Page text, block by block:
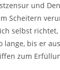
und
Scheitern
selbst
lange, bis er
zum